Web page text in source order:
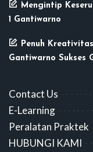
Mengintip
1 Gantiwarno
Penuh
Gantiwarno Sukses
Contact Us
E-Learning
Peralatan Praktek
HUBUNGI KAMI